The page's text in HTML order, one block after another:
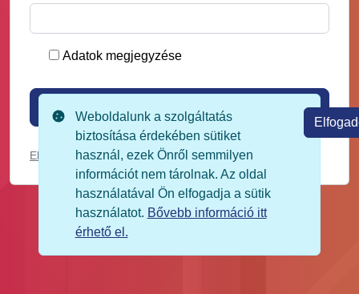
Adatok megjegyzése
Elfelejtett jelszó?
Weboldalunk a szolgáltatás
biztosítása érdekében sütiket
használ, ezek Önről semmilyen
információt nem tárolnak. Az oldal
használatával Ön elfogadja a sütik
használatot. Bővebb információ itt
érhető el.